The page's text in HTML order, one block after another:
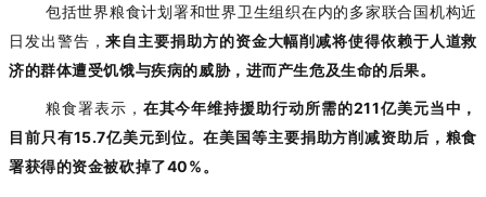
包括世界粮食计划署和世界卫生组织在内的多家联合国机构近
日发出警告，来自主要捐助方的资金大幅削减将使得依赖于人道救
济的群体遭受饥饿与疾病的威胁，进而产生危及生命的后果。
粮食署表示， 在其今年维持援助行动所需的211亿美元当中，
目前只有15.7亿美元到位。在美国等主要捐助方削减资助后，粮食
署获得的资金被砍掉了40%。